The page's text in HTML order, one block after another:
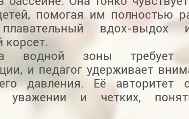
помогая им полностью
вдох-выдох
водной зоны требует
и педагог удерживает
давления. Её авторитет
уважении и четких,